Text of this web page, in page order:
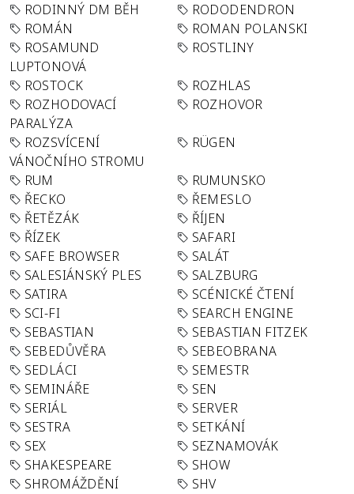
RODINNÝ DM BĚH
RODODENDRON
ROMÁN
ROMAN POLANSKI
ROSAMUND
LUPTONOVÁ
ROSTLINY
ROSTOCK
ROZHLAS
ROZHODOVACÍ
PARALÝZA
ROZHOVOR
ROZSVÍCENÍ
VÁNOČNÍHO STROMU
RÜGEN
RUM
RUMUNSKO
ŘECKO
ŘEMESLO
ŘETĚZÁK
ŘÍJEN
ŘÍZEK
SAFARI
SAFE BROWSER
SALÁT
SALESIÁNSKÝ PLES
SALZBURG
SATIRA
SCÉNICKÉ ČTENÍ
SCI-FI
SEARCH ENGINE
SEBASTIAN
SEBASTIAN FITZEK
SEBEDŮVĚRA
SEBEOBRANA
SEDLÁCI
SEMESTR
SEMINÁŘE
SEN
SERIÁL
SERVER
SESTRA
SETKÁNÍ
SEX
SEZNAMOVÁK
SHAKESPEARE
SHOW
SHROMÁŽDĚNÍ
SHV